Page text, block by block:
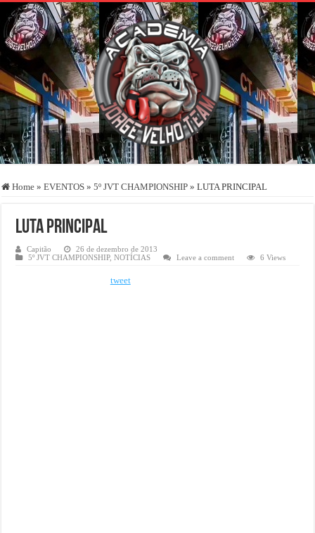
Home » EVENTOS » 5º JVT CHAMPIONSHIP » LUTA PRINCIPAL
LUTA PRINCIPAL
Capitão
26 de dezembro de 2013
5º JVT CHAMPIONSHIP,NOTÍCIAS Leave a comment 6 Views
tweet